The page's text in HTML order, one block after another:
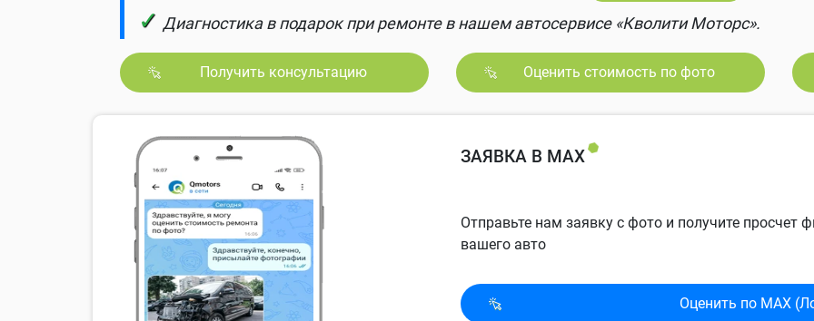
✓ Диагностика в подарок при ремонте в нашем автосервисе «Кволити Моторс».
Получить консультацию Оценить стоимость по фото
ЗАЯВКА В MAX
Отправьте нам заявку с фото и получите просчет
вашего авто
Оценить по MAX